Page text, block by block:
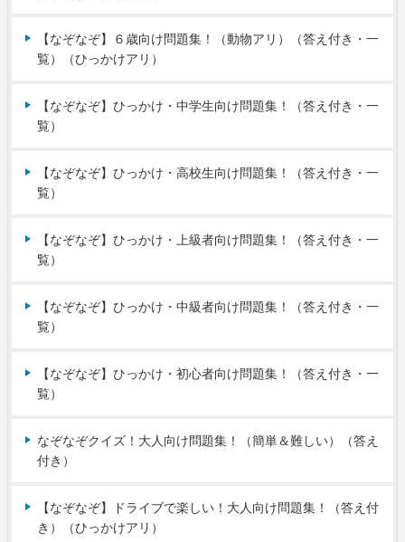
【なぞなぞ】６歳向け問題集！（動物アリ）（答え付き・一
覧）（ひっかけアリ）
【なぞなぞ】ひっかけ・中学生向け問題集！（答え付き・一
覧）
【なぞなぞ】ひっかけ・高校生向け問題集！（答え付き・一
覧）
【なぞなぞ】ひっかけ・上級者向け問題集！（答え付き・一
覧）
【なぞなぞ】ひっかけ・中級者向け問題集！（答え付き・一
覧）
【なぞなぞ】ひっかけ・初心者向け問題集！（答え付き・一
覧）
なぞなぞクイズ！大人向け問題集！（簡単＆難しい）（答え
付き）
【なぞなぞ】ドライブで楽しい！大人向け問題集！（答え付
き）（ひっかけアリ）